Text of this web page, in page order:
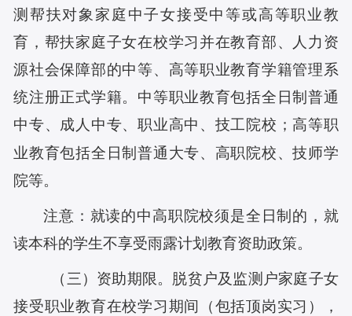
测帮扶对象家庭中子女接受中等或高等职业教
育，帮扶家庭子女在校学习并在教育部、人力资
源社会保障部的中等、高等职业教育学籍管理系
统注册正式学籍。中等职业教育包括全日制普通
中专、成人中专、职业高中、技工院校；高等职
业教育包括全日制普通大专、高职院校、技师学
院等。
注意：就读的中高职院校须是全日制的，就
读本科的学生不享受雨露计划教育资助政策。
（三）资助期限。脱贫户及 监测 户家庭子女
接受职业教育在校学习期间（包括顶岗实习），